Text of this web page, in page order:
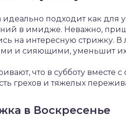
идеально подходит как для
в имидже. Неважно,
на интересную стрижку. В
и сияющими, уменьшит
что в субботу
грехов и тяжелых
в Воскресенье